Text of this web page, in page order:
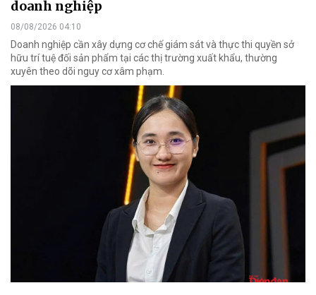
doanh nghiệp
08/08/2026 04:10
Doanh nghiệp cần xây dựng cơ chế giám sát và thực thi quyền sở
hữu trí tuệ đối sản phẩm tại các thị trường xuất khẩu, thường
xuyên theo dõi nguy cơ xâm phạm.